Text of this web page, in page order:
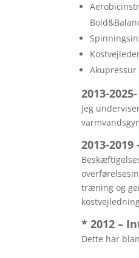
2013-
Jeg
2013-2019
træning og
* 2012 –
Dette har